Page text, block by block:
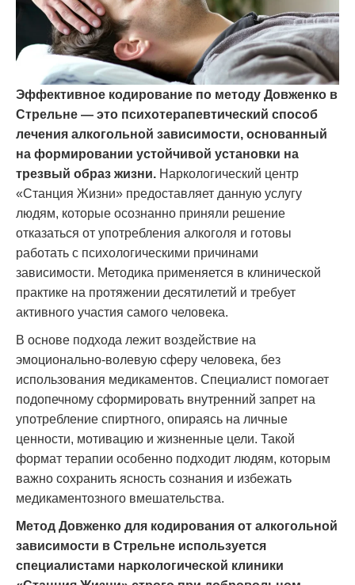
Эффективное кодирование по методу Довженко в
Стрельне — это психотерапевтический способ
лечения алкогольной зависимости, основанный
на формировании устойчивой установки на
трезвый образ жизни. Наркологический центр
«Станция Жизни» предоставляет данную услугу
людям, которые осознанно приняли решение
отказаться от употребления алкоголя и готовы
работать с психологическими причинами
зависимости. Методика применяется в клинической
практике на протяжении десятилетий и требует
активного участия самого человека.
В основе подхода лежит воздействие на
эмоционально-волевую сферу человека, без
использования медикаментов. Специалист помогает
подопечному сформировать внутренний запрет на
употребление спиртного, опираясь на личные
ценности, мотивацию и жизненные цели. Такой
формат терапии особенно подходит людям, которым
важно сохранить ясность сознания и избежать
медикаментозного вмешательства.
Метод Довженко для кодирования от алкогольной
зависимости в Стрельне используется
специалистами наркологической клиники